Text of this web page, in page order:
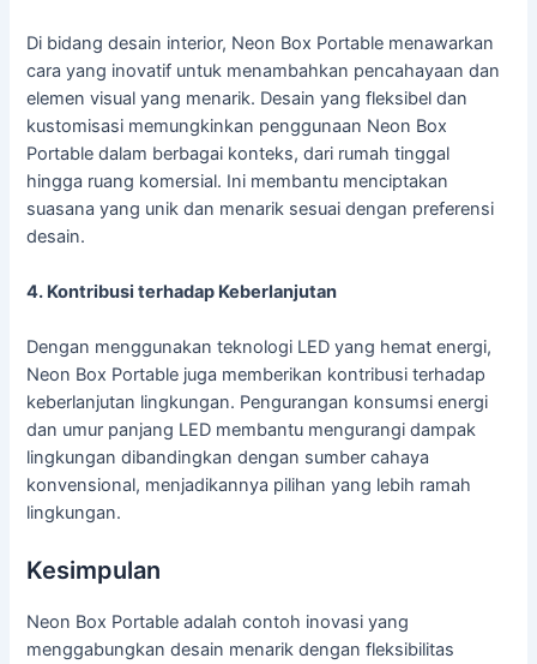
Di bidang desain interior, Neon Box Portable menawarkan
cara yang inovatif untuk menambahkan pencahayaan dan
elemen visual yang menarik. Desain yang fleksibel dan
kustomisasi memungkinkan penggunaan Neon Box
Portable dalam berbagai konteks, dari rumah tinggal
hingga ruang komersial. Ini membantu menciptakan
suasana yang unik dan menarik sesuai dengan preferensi
desain.
4. Kontribusi terhadap Keberlanjutan
Dengan menggunakan teknologi LED yang hemat energi,
Neon Box Portable juga memberikan kontribusi terhadap
keberlanjutan lingkungan. Pengurangan konsumsi energi
dan umur panjang LED membantu mengurangi dampak
lingkungan dibandingkan dengan sumber cahaya
konvensional, menjadikannya pilihan yang lebih ramah
lingkungan.
Kesimpulan
Neon Box Portable adalah contoh inovasi yang
menggabungkan desain menarik dengan fleksibilitas